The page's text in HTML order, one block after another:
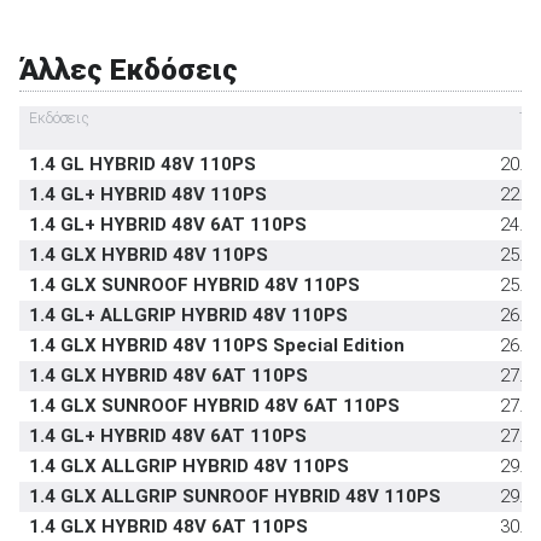
Υπηρεσία κλήσης οδικής βοήθειας σε
έκτακτη ανάγκη
Υποδοχή παιδικού καθίσματος ISOFIX
Σύστημα αναγνώρισης οδικών σημάτων
στάνταρντ
Σύστημα αυτόματου παρκαρίσματος
-
Άλλες Εκδόσεις
Εκδόσεις
1.4 GL HYBRID 48V 110PS
1.4 GL+ HYBRID 48V 110PS
1.4 GL+ HYBRID 48V 6AT 110PS
1.4 GLX HYBRID 48V 110PS
1.4 GLX SUNROOF HYBRID 48V 110PS
1.4 GL+ ALLGRIP HYBRID 48V 110PS
1.4 GLX HYBRID 48V 110PS Special Edition
1.4 GLX HYBRID 48V 6AT 110PS
1.4 GLX SUNROOF HYBRID 48V 6AT 110PS
1.4 GL+ HYBRID 48V 6AT 110PS
1.4 GLX ALLGRIP HYBRID 48V 110PS
1.4 GLX ALLGRIP SUNROOF HYBRID 48V 110PS
1.4 GLX HYBRID 48V 6AT 110PS